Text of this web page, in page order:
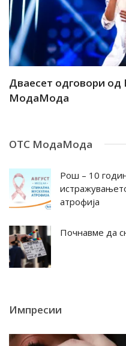
Дваесет одговори од
МодаМода
ОТС МодаМода
Рош – 10
атрофија
Почнавме да
Импресии